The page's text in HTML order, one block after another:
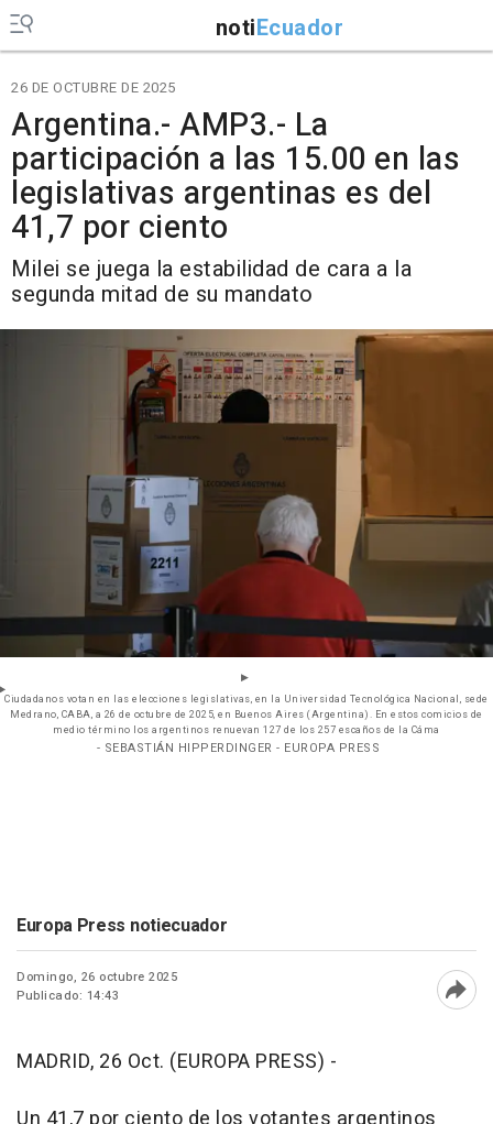
notiEcuador
26 DE OCTUBRE DE 2025
Argentina.- AMP3.- La
participación a las 15.00 en las
legislativas argentinas es del
41,7 por ciento
Milei se juega la estabilidad de cara a la
segunda mitad de su mandato
Ciudadanos votan en las elecciones legislativas, en la Universidad Tecnológica Nacional, sede
Medrano, CABA, a 26 de octubre de 2025, en Buenos Aires (Argentina). En estos comicios de
medio término los argentinos renuevan 127 de los 257 escaños de la Cáma
- SEBASTIÁN HIPPERDINGER - EUROPA PRESS
Europa Press notiecuador
Domingo, 26 octubre 2025
Publicado: 14:43
MADRID, 26 Oct. (EUROPA PRESS) -